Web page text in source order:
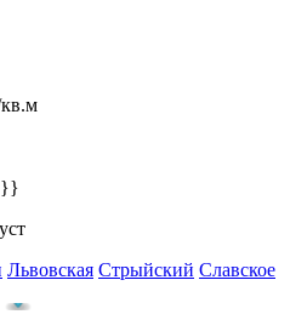
}}
Львовская Стрыйский Славское